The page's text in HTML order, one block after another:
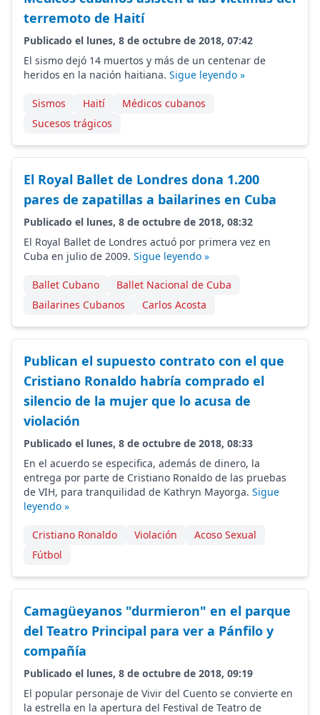
terremoto de Haití
Publicado el lunes, 8 de octubre de 2018, 07:42
El sismo dejó 14 muertos y más de un centenar de
heridos en la nación haitiana. Sigue leyendo »
Sismos Haití
Médicos cubanos
Sucesos trágicos
El Royal Ballet de Londres dona 1.200
pares de zapatillas a bailarines en Cuba
Publicado el lunes, 8 de octubre de 2018, 08:32
El Royal Ballet de Londres actuó por primera vez en
Cuba en julio de 2009. Sigue leyendo »
Ballet Cubano
Ballet Nacional de Cuba
Bailarines Cubanos
Carlos Acosta
Publican el supuesto contrato con el que
Cristiano Ronaldo habría comprado el
silencio de la mujer que lo acusa de
violación
Publicado el lunes, 8 de octubre de 2018, 08:33
En el acuerdo se especifica, además de dinero, la
entrega por parte de Cristiano Ronaldo de las pruebas
de VIH, para tranquilidad de Kathryn Mayorga. Sigue
leyendo »
Cristiano Ronaldo Violación
Acoso Sexual
Fútbol
Camagüeyanos "durmieron" en el parque
del Teatro Principal para ver a Pánfilo y
compañía
Publicado el lunes, 8 de octubre de 2018, 09:19
El popular personaje de Vivir del Cuento se convierte en
la estrella en la apertura del Festival de Teatro de